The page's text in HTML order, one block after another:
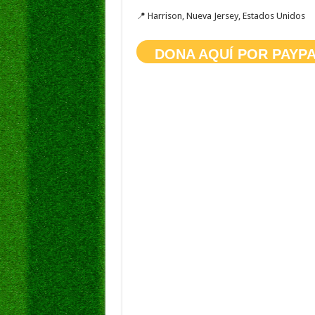
📍 Harrison, Nueva Jersey, Estados Unidos
DONA AQUÍ POR